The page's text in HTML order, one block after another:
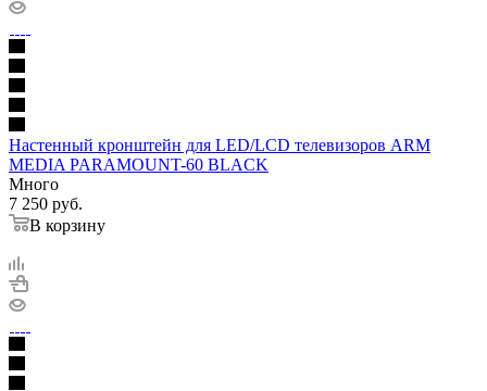
Настенный кронштейн для LED/LCD телевизоров ARM
MEDIA PARAMOUNT-60 BLACK
Много
7 250 руб.
В корзину